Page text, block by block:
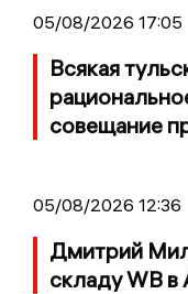
05/08/2026 17:05
Всякая
совещание
05/08/2026 12:36
Дмитрий
складу WB в